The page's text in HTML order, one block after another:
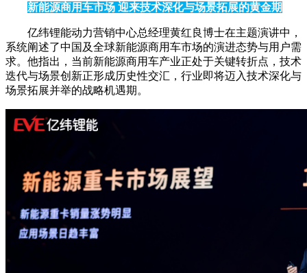
新能源商用车市场 迎来技术深化与场景拓展的黄金期
亿纬锂能动力营销中心总经理黄红良博士在主题演讲中，
系统阐述了中国及全球新能源商用车市场的演进态势与用户需
求。他指出，当前新能源商用车产业正处于关键转折点，技术
迭代与场景创新正形成历史性交汇，行业即将迈入技术深化与
场景拓展并举的战略机遇期。